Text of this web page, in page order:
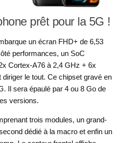
prêt pour la 5G !
un écran FHD+ de 6,53
performances, un SoC
Cortex-A76 à 2,4 GHz + 6x
le tout. Ce chipset gravé en
Il sera épaulé par 4 ou 8 Go de
versions.
trois modules, un grand-
dédié à la macro et enfin un